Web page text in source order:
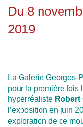
Du 8
2019
La Galerie Georges-
pour la première fois
hyperréaliste Robert
l’exposition en juin
exploration de ce